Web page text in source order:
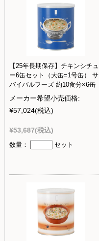
【25年長期保存】チキンシチュ
ー6缶セット（大缶=1号缶） サ
バイバルフーズ 約10食分×6缶
メーカー希望小売価格:
¥57,024(税込)
¥53,687(税込)
数量： セット